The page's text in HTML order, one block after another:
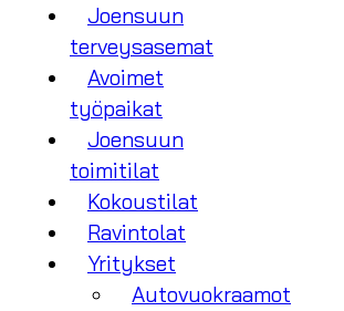
Joensuun
terveysasemat
Avoimet
työpaikat
Joensuun
toimitilat
Kokoustilat
Ravintolat
Yritykset
Autovuokraamot